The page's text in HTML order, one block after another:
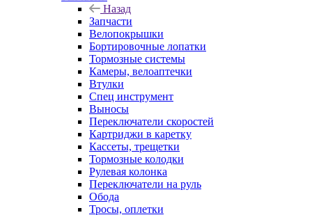
Назад
Запчасти
Велопокрышки
Бортировочные лопатки
Тормозные системы
Камеры, велоаптечки
Втулки
Спец инструмент
Выносы
Переключатели скоростей
Картриджи в каретку
Кассеты, трещетки
Тормозные колодки
Рулевая колонка
Переключатели на руль
Обода
Тросы, оплетки